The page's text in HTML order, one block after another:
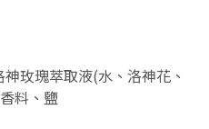
玫瑰萃取液(水、洛神花、
料、鹽